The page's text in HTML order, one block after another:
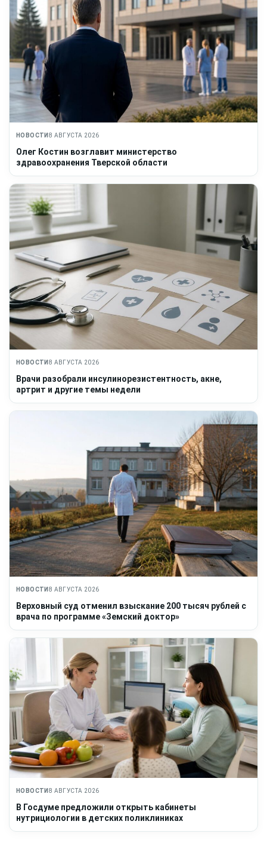
НОВОСТИ 8 АВГУСТА 2026
Олег Костин возглавит министерство
здравоохранения Тверской области
НОВОСТИ 8 АВГУСТА 2026
Врачи разобрали инсулинорезистентность, акне,
артрит и другие темы недели
НОВОСТИ 8 АВГУСТА 2026
Верховный суд отменил взыскание 200 тысяч рублей с
врача по программе «Земский доктор»
НОВОСТИ 8 АВГУСТА 2026
В Госдуме предложили открыть кабинеты
нутрициологии в детских поликлиниках